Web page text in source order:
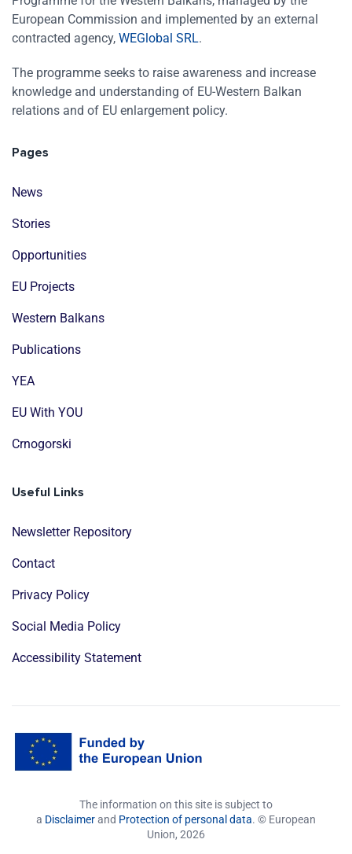
European Commission and implemented by an external
contracted agency, WEGlobal SRL.
The programme seeks to raise awareness and increase
knowledge and understanding of EU-Western Balkan
relations and of EU enlargement policy.
Pages
News
Stories
Opportunities
EU Projects
Western Balkans
Publications
YEA
EU With YOU
Crnogorski
Useful Links
Newsletter Repository
Contact
Privacy Policy
Social Media Policy
Accessibility Statement
The information on this site is subject to
a Disclaimerand Protection of personal data. © European
Union, 2026